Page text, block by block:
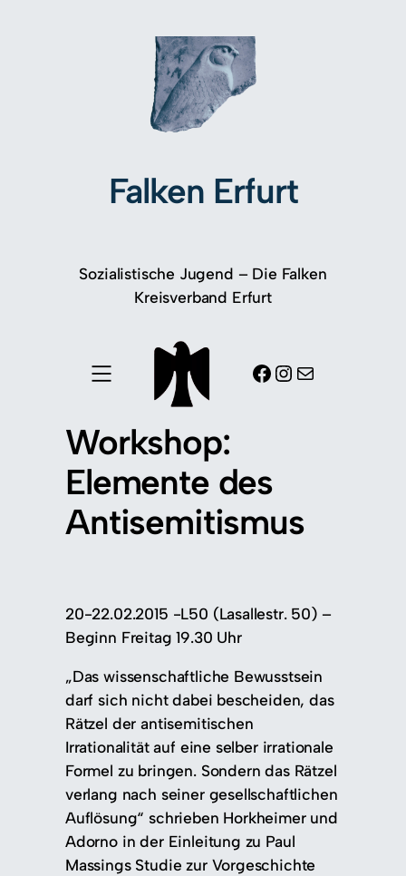
Falken Erfurt
Sozialistische Jugend – Die Falken
Kreisverband Erfurt
Facebook Instagram E-Mail
Workshop:
Elemente des
Antisemitismus
20-22.02.2015 -L50 (Lasallestr. 50) –
Beginn Freitag 19.30 Uhr
„Das wissenschaftliche Bewusstsein
darf sich nicht dabei bescheiden, das
Rätzel der antisemitischen
Irrationalität auf eine selber irrationale
Formel zu bringen. Sondern das Rätzel
verlang nach seiner gesellschaftlichen
Auflösung“ schrieben Horkheimer und
Adorno in der Einleitung zu Paul
Massings Studie zur Vorgeschichte